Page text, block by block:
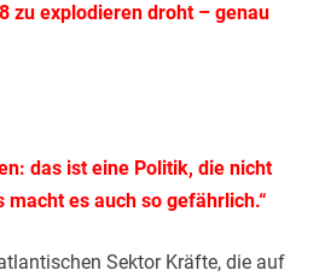
zu explodieren droht – genau
das ist eine Politik, die nicht
macht es auch so gefährlich.“
Sektor Kräfte, die auf